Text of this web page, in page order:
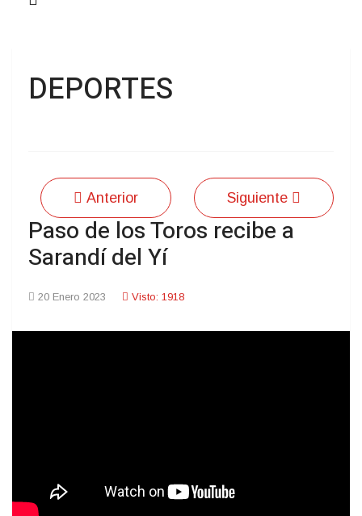
DEPORTES
Anterior Siguiente
Paso de los Toros recibe a
Sarandí del Yí
20 Enero 2023 Visto: 1918